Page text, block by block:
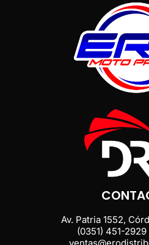
Av. Patria 1552,
(0351) 451-